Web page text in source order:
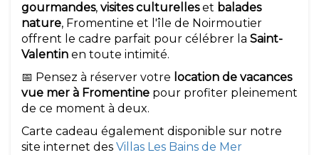
gourmandes, visites culturelleset balades
nature, Fromentine et l'île de Noirmoutier
offrent le cadre parfait pour célébrer la Saint-
Valentin en toute intimité.
📅 Pensez à réserver votre location de vacances
vue mer à Fromentine pour profiter pleinement
de ce moment à deux.
Carte cadeau également disponible sur notre
site internet des Villas Les Bains de Mer